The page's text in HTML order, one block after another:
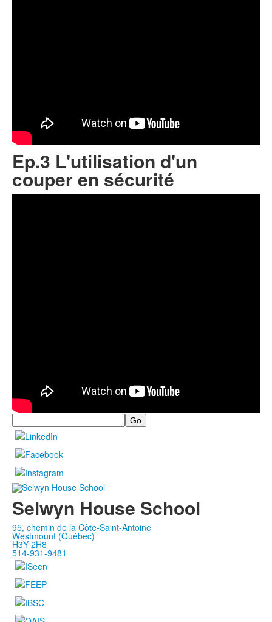
Ep.3 L'utilisation d'un
couper en sécurité
Search
Selwyn House School
95, chemin de la Côte-Saint-Antoine
Westmount (Québec)
H3Y 2H8
514-931-9481